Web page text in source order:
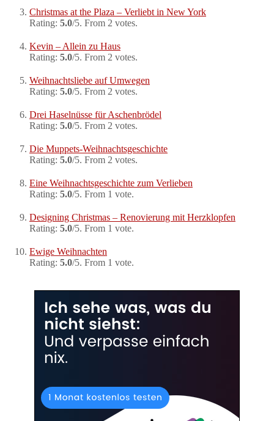
Christmas at the Plaza – Verliebt in New York
Rating: 5.0/5. From 2 votes.
Kevin – Allein zu Haus
Rating: 5.0/5. From 2 votes.
Weihnachtsliebe auf Umwegen
Rating: 5.0/5. From 2 votes.
Drei Haselnüsse für Aschenbrödel
Rating: 5.0/5. From 2 votes.
Die Muppets-Weihnachtsgeschichte
Rating: 5.0/5. From 2 votes.
Eine Weihnachtsgeschichte zum Verlieben
Rating: 5.0/5. From 1 vote.
Designing Christmas – Renovierung mit Herzklopfen
Rating: 5.0/5. From 1 vote.
Ewige Weihnachten
Rating: 5.0/5. From 1 vote.